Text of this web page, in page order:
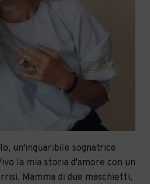
un'inguaribile sognatrice
la mia storia d'amore con un
Mamma di due maschietti,